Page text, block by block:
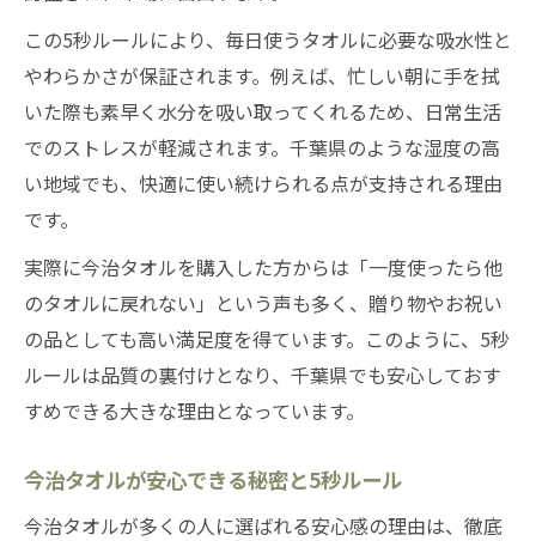
この5秒ルールにより、毎日使うタオルに必要な吸水性と
やわらかさが保証されます。例えば、忙しい朝に手を拭
いた際も素早く水分を吸い取ってくれるため、日常生活
でのストレスが軽減されます。千葉県のような湿度の高
い地域でも、快適に使い続けられる点が支持される理由
です。
実際に今治タオルを購入した方からは「一度使ったら他
のタオルに戻れない」という声も多く、贈り物やお祝い
の品としても高い満足度を得ています。このように、5秒
ルールは品質の裏付けとなり、千葉県でも安心しておす
すめできる大きな理由となっています。
今治タオルが安心できる秘密と5秒ルール
今治タオルが多くの人に選ばれる安心感の理由は、徹底